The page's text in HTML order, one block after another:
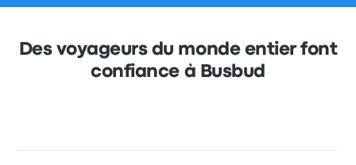
Des voyageurs du monde entier font
confiance à Busbud